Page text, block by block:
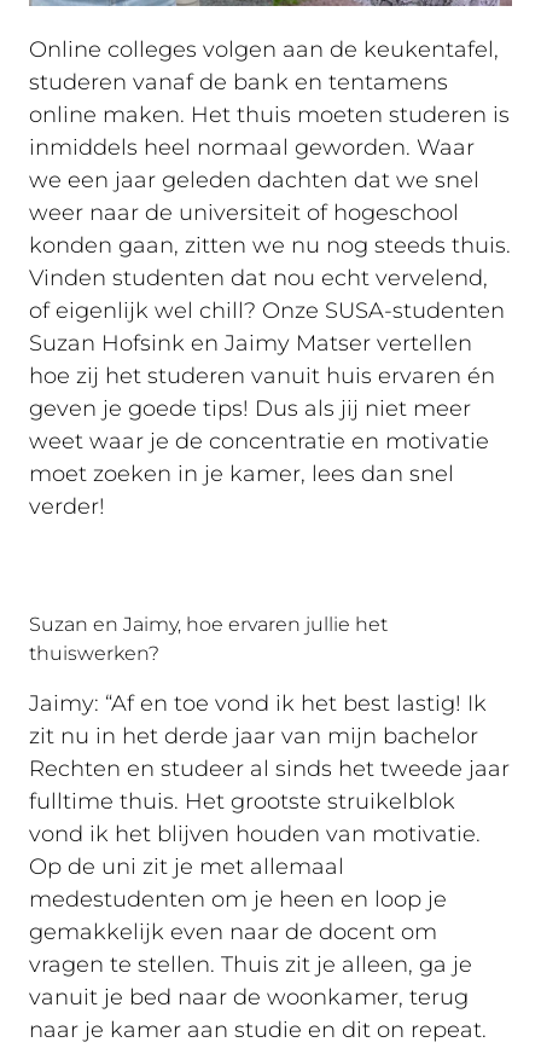
Online colleges volgen aan de keukentafel,
studeren vanaf de bank en tentamens
online maken. Het thuis moeten studeren is
inmiddels heel normaal geworden. Waar
we een jaar geleden dachten dat we snel
weer naar de universiteit of hogeschool
konden gaan, zitten we nu nog steeds thuis.
Vinden studenten dat nou echt vervelend,
of eigenlijk wel chill? Onze SUSA-studenten
Suzan Hofsink en Jaimy Matser vertellen
hoe zij het studeren vanuit huis ervaren én
geven je goede tips! Dus als jij niet meer
weet waar je de concentratie en motivatie
moet zoeken in je kamer, lees dan snel
verder!
Suzan en Jaimy, hoe ervaren jullie het
thuiswerken?
Jaimy: “Af en toe vond ik het best lastig! Ik
zit nu in het derde jaar van mijn bachelor
Rechten en studeer al sinds het tweede jaar
fulltime thuis. Het grootste struikelblok
vond ik het blijven houden van motivatie.
Op de uni zit je met allemaal
medestudenten om je heen en loop je
gemakkelijk even naar de docent om
vragen te stellen. Thuis zit je alleen, ga je
vanuit je bed naar de woonkamer, terug
naar je kamer aan studie en dit on repeat.